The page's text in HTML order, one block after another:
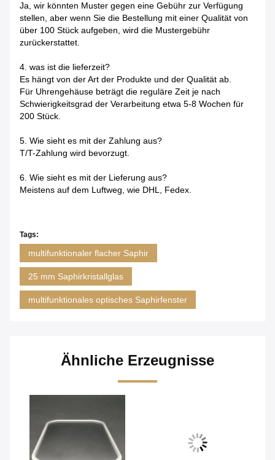
Ja, wir könnten Muster gegen eine Gebühr zur Verfügung
stellen, aber wenn Sie die Bestellung mit einer Qualität von
über 100 Stück aufgeben, wird die Mustergebühr
zurückerstattet.
4. was ist die lieferzeit?
Es hängt von der Art der Produkte und der Qualität ab.
Für Uhrengehäuse beträgt die reguläre Zeit je nach
Schwierigkeitsgrad der Verarbeitung etwa 5-8 Wochen für
200 Stück.
5. Wie sieht es mit der Zahlung aus?
T/T-Zahlung wird bevorzugt.
6. Wie sieht es mit der Lieferung aus?
Meistens auf dem Luftweg, wie DHL, Fedex.
Tags:
multifunktionaler flacher Saphir
25 mm Saphirkristallglas
multifunktionales optisches Saphirfenster
Ähnliche Erzeugnisse